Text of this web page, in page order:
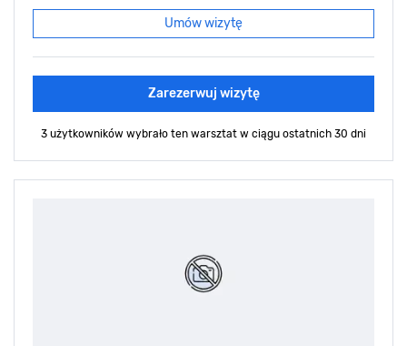
Umów wizytę
Zarezerwuj wizytę
3 użytkowników wybrało ten warsztat w ciągu ostatnich 30 dni